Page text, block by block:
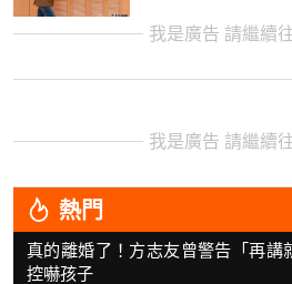
我是廣告 請繼續
我是廣告 請繼續
熱門
真的離婚了！方志友曾警告「再
控嚇孩子